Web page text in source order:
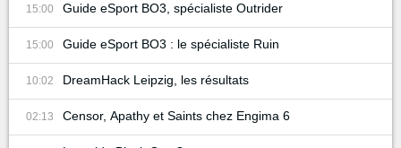
15:00 Guide eSport BO3, spécialiste Outrider
15:00 Guide eSport BO3 : le spécialiste Ruin
10:02 DreamHack Leipzig, les résultats
02:13 Censor, Apathy et Saints chez Engima 6